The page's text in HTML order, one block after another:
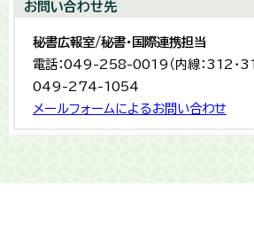
お問い合わせ先
秘書広報室/秘書・国際連携担当
電話：049-258-0019（内線：312・
049-274-1054
メールフォームによるお問い合わせ